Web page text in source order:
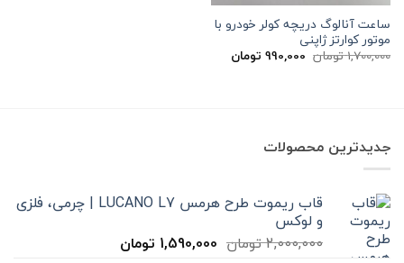
ساعت آنالوگ دریچه کولر خودرو با
موتور کوارتز ژاپنی
1,700,000تومان قیمت
اصلی
990,000 تومانقیمت
فعلی
جدیدترین محصولات
قاب ریموت طرح هرمس LUCANO L7 | چرمی، فلزی
و لوکس
2,000,000تومان قیمت
1,590,000 تومانقیمت